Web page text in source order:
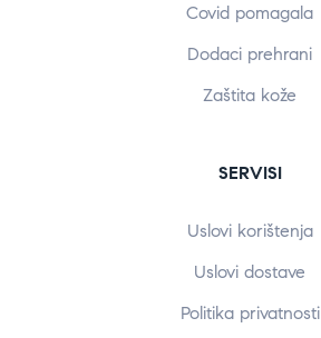
Covid pomagala
Dodaci prehrani
Zaštita kože
SERVISI
Uslovi korištenja
Uslovi dostave
Politika privatnosti